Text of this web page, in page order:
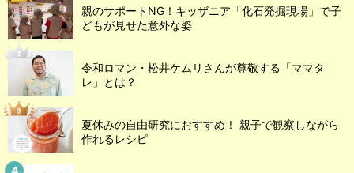
親のサポートNG！キッザニア「化石発掘現場」で子
どもが見せた意外な姿
令和ロマン・松井ケムリさんが尊敬する「ママタ
レ」とは？
夏休みの自由研究におすすめ！ 親子で観察しながら
作れるレシピ